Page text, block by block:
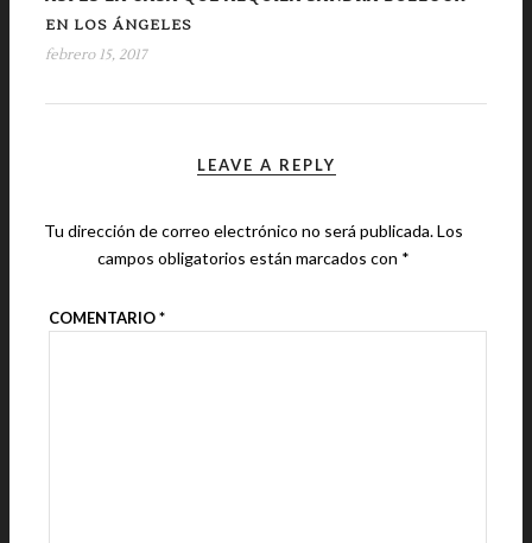
EN LOS ÁNGELES
febrero 15, 2017
LEAVE A REPLY
Tu dirección de correo electrónico no será publicada.Los
campos obligatorios están marcados con *
COMENTARIO*